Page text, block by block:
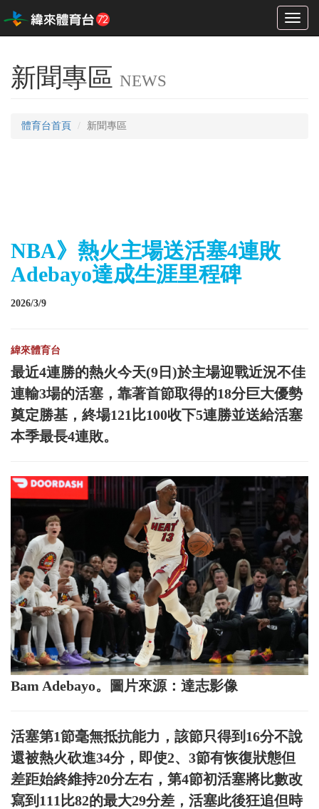
Toggle
新聞專區 NEWS
體育台首頁 新聞專區
NBA》熱火主場送活塞4連敗
Adebayo達成生涯里程碑
2026/3/9
緯來體育台
最近4連勝的熱火今天(9日)於主場迎戰近況不佳
連輸3場的活塞，靠著首節取得的18分巨大優勢
奠定勝基，終場121比100收下5連勝並送給活塞
本季最長4連敗。
Bam Adebayo。圖片來源：達志影像
活塞第1節毫無抵抗能力，該節只得到16分不說
還被熱火砍進34分，即使2、3節有恢復狀態但
差距始終維持20分左右，第4節初活塞將比數改
寫到111比82的最大29分差，活塞此後狂追但時